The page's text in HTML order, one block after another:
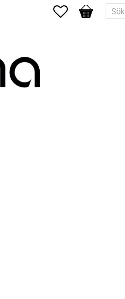
Favoriter
Kundvagn